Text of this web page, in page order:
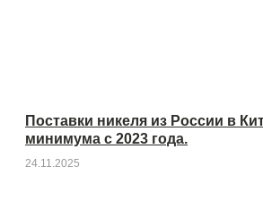
Поставки никеля из России в
минимума с 2023 года.
24.11.2025